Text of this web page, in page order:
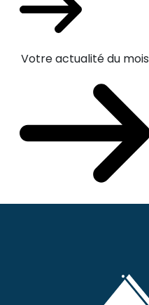
Votre actualité du mois